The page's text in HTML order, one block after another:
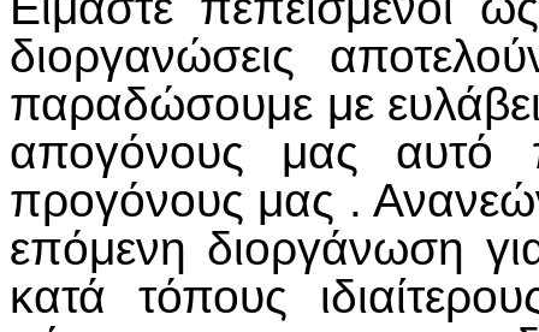
διοργανώσεις
παραδώσουμε με
απογόνους μας αυτό
προγόνους μας .
επόμενη διοργάνωση
κατά τόπους